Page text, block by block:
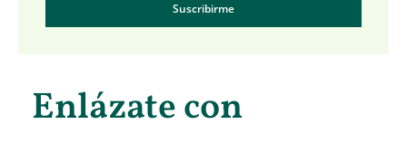
Suscribirme
Enlázate con